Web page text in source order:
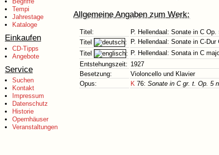
Tempi
Jahrestage
Kataloge
Einkaufen
CD-Tipps
Angebote
Service
Suchen
Kontakt
Impressum
Datenschutz
Historie
Opernhäuser
Veranstaltungen
Allgemeine Angaben zum Werk:
Titel:
P. Hellendaal: Sonate in C Op.
Titel
:
P. Hellendaal: Sonate in C-Dur
Titel
: P. Hellendaal: Sonata in C
Entstehungszeit: 1927
Besetzung:
Violoncello und Klavier
Opus:
K 76: Sonate in C gr. t. Op. 5